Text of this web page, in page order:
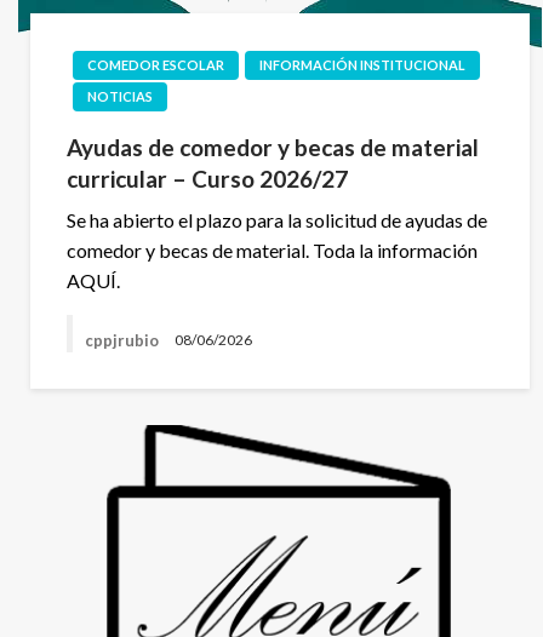
COMEDOR ESCOLAR
INFORMACIÓN INSTITUCIONAL
NOTICIAS
Ayudas de comedor y becas de material
curricular – Curso 2026/27
Se ha abierto el plazo para la solicitud de ayudas de
comedor y becas de material. Toda la información
AQUÍ.
cppjrubio 08/06/2026